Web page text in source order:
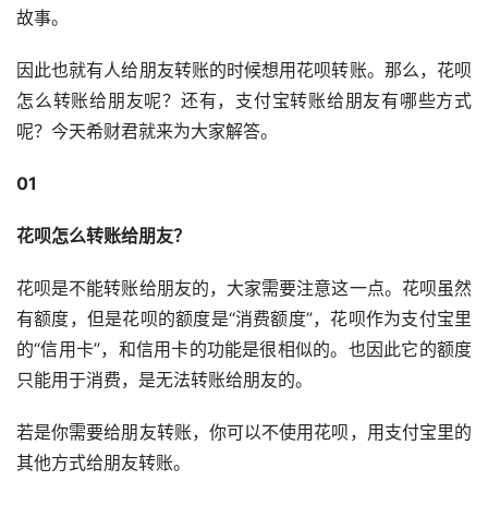
故事。
因此也就有人给朋友转账的时候想用花呗转账。那么，花呗
怎么转账给朋友呢？还有，支付宝转账给朋友有哪些方式
呢？今天希财君就来为大家解答。
01
花呗怎么转账给朋友？
花呗是不能转账给朋友的，大家需要注意这一点。花呗虽然
有额度，但是花呗的额度是“消费额度”，花呗作为支付宝里
的“信用卡”，和信用卡的功能是很相似的。也因此它的额度
只能用于消费，是无法转账给朋友的。
若是你需要给朋友转账，你可以不使用花呗，用支付宝里的
其他方式给朋友转账。